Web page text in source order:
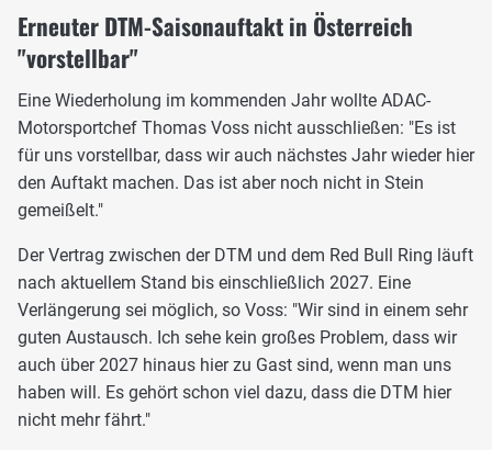
Erneuter DTM-Saisonauftakt in Österreich
"vorstellbar"
Eine Wiederholung im kommenden Jahr wollte ADAC-
Motorsportchef Thomas Voss nicht ausschließen: "Es ist
für uns vorstellbar, dass wir auch nächstes Jahr wieder hier
den Auftakt machen. Das ist aber noch nicht in Stein
gemeißelt."
Der Vertrag zwischen der DTM und dem Red Bull Ring läuft
nach aktuellem Stand bis einschließlich 2027. Eine
Verlängerung sei möglich, so Voss: "Wir sind in einem sehr
guten Austausch. Ich sehe kein großes Problem, dass wir
auch über 2027 hinaus hier zu Gast sind, wenn man uns
haben will. Es gehört schon viel dazu, dass die DTM hier
nicht mehr fährt."